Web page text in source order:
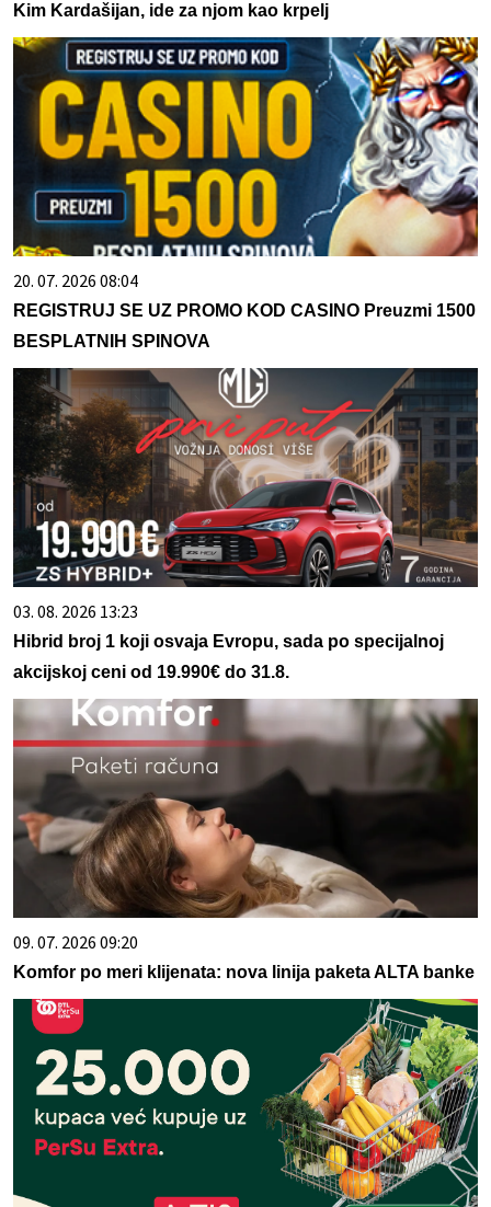
Kim Kardašijan, ide za njom kao krpelj
20. 07. 2026 08:04
REGISTRUJ SE UZ PROMO KOD CASINO Preuzmi 1500
BESPLATNIH SPINOVA
03. 08. 2026 13:23
Hibrid broj 1 koji osvaja Evropu, sada po specijalnoj
akcijskoj ceni od 19.990€ do 31.8.
09. 07. 2026 09:20
Komfor po meri klijenata: nova linija paketa ALTA banke